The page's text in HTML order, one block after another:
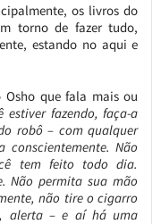
os livros do
torno de fazer tudo,
estando no aqui e
que fala mais ou
estiver fazendo, faça-a
robô – com qualquer
conscientemente. Não
tem feito todo dia.
Não permita sua mão
não tire o cigarro
alerta – e aí há uma